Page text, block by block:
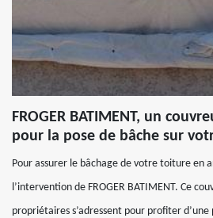
FROGER BATIMENT, un
pour la pose de bâche sur
Pour assurer le bâchage de votre toiture en
l’intervention de FROGER BATIMENT. Ce
propriétaires s’adressent pour profiter d’une